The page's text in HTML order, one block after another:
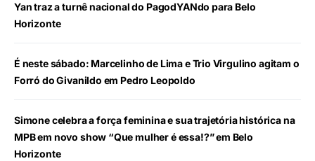
Yan traz a turnê nacional do PagodYANdo para Belo
Horizonte
É neste sábado: Marcelinho de Lima e Trio Virgulino agitam o
Forró do Givanildo em Pedro Leopoldo
Simone celebra a força feminina e sua trajetória histórica na
MPB em novo show “Que mulher é essa!?” em Belo
Horizonte